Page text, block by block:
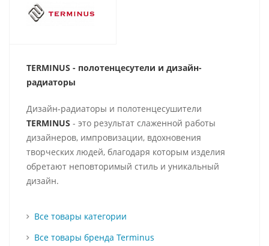
TERMINUS - полотенцесутели и дизайн-
радиаторы
Дизайн-радиаторы и полотенцесушители
TERMINUS - это результат слаженной работы
дизайнеров, импровизации, вдохновения
творческих людей, благодаря которым изделия
обретают неповторимый стиль и уникальный
дизайн.
Все товары категории
Все товары бренда Terminus